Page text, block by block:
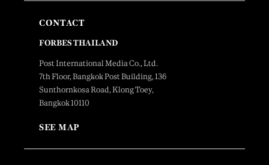
CONTACT
FORBES THAILAND
Post International Media Co., Ltd.
7th Floor, Bangkok Post Building, 136
Sunthornkosa Road, Klong Toey,
Bangkok 10110
SEE MAP